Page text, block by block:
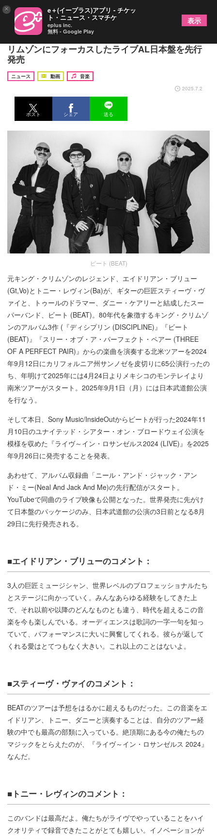
技巧派4人のスーパーバンド 、ビートが80年代のク
リムゾンにフォーカスしたライブAL日本盤を先行
発売
ニュース 動画
音楽
2025.7.2
ポスト シェア 送る
ビート (BEAT)
元キング・クリムゾンのレジェンド、エイドリアン・ブリュー
(Gt,Vo)とトニー・レヴィン(Ba)が、ギターの巨匠スティーヴ・ヴ
ァイと、トゥールのドラマー、ダニー・ケアリーと結成したスー
パーバンド、ビート (BEAT)。80年代を象徴するキング・クリムゾ
ンのアルバム3作 (『ディシプリン (DISCIPLINE)』『ビート
(BEAT)』『スリー・オブ・ア・パーフェクト・ペアー (THREE
OF A PERFECT PAIR)』からの楽曲を演奏する北米ツアーを2024
年9月12日にカリフォルニア州サンノゼを皮切りに65公演行ったの
ち、年明けて2025年には4月24日よりメキシコのモンテレイより
南米ツアーがスタート。2025年9月1日（月）には日本武道館公演
を行なう。
そして本日、Sony Music/InsideOutからビートが行った2024年11
月10日のユナイテッド・シアター・オン・ブロードウェイ公演を
模様を収めた『ライヴ～イン・ロサンゼルス2024 (LIVE)』を2025
年9月26日に発売することを発表。
あわせて、アルバム収録曲「ニール・アンド・ジャック・アン
ド・ミー(Neal And Jack And Me)の先行配信がスタート。
YouTubeで同曲のライブ映像も公開となった。世界発売に先がけ
て日本盤のパッケージのみ、日本武道館の公演の3日前となる8月
29日に先行発売される。
■エイドリアン・ブリューのコメント：
3人の巨匠ミュージシャン、世界レベルのプロフェッショナルたち
とステージに向かっていく。みんなあらゆる経験をしてきた上
で、それ以前や以降のどんなものとも違う、時代を超えるこの音
楽を今も楽しんでいる。オーディエンスは歌詞の一字一句を知っ
ていて、パフォーマンスに大いに興奮してくれる。彼らが返して
くれる愛はとてつもなく大きい。これ以上のことはないよ。
■スティーヴ・ヴァイのコメント：
BEATのツアーは予想をはるかに超えるものだった。この音楽をエ
イドリアン、トニー、ダニーと演奏することは、自分のツアー経
験の中でも最高の部類に入っている。絶頂期にある今の俺たちの
マジックをとらえたのが、『ライヴ～イン・ロサンゼルス 2024』
なんだ。
■トニー・レヴィンのコメント：
このバンドは最高だよ。俺たちがライヴでやっていることをハイ
クオリティで録音できたことがとても嬉しい。イノベーションが
× e＋(イープラス)アプリ - チケッ
ト・ニュース・スマチケ
eplus inc.
無料 - Google Play
表示